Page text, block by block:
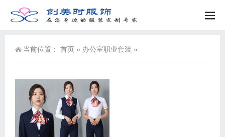
当前位置： 首页 » 办公室职业套装 »